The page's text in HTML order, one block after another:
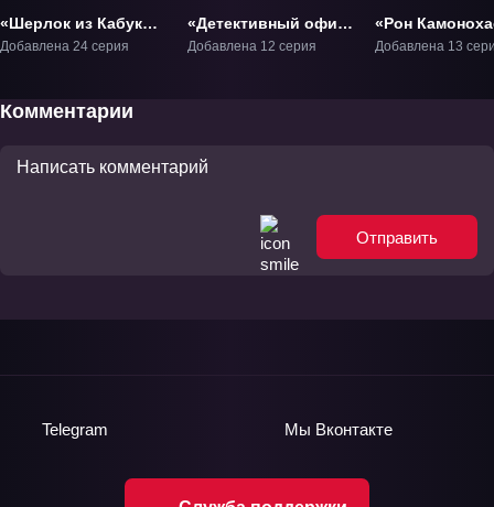
«Шерлок из Кабуки-
тё» ТВ-1
Добавлена 24 серия
«Детективный офис
дятла» ТВ-1
Добавлена 12 серия
«Рон
Невменяемый
Добавлена 13
Комментарии
Отправить
Telegram Мы Вконтакте